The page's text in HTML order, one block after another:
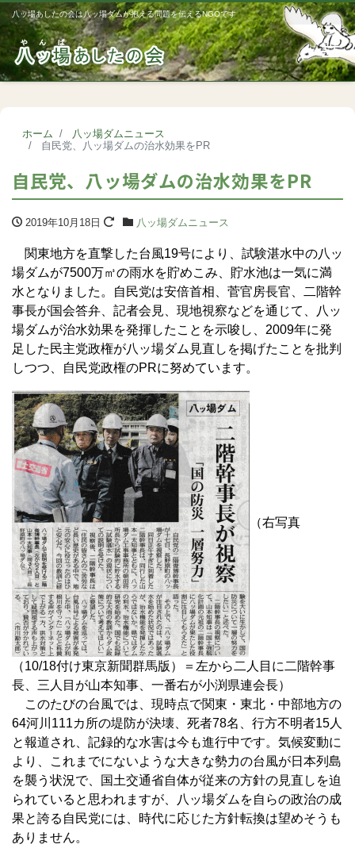
八ッ場あしたの会は八ッ場ダムが抱える問題を伝えるNGOです
ホーム
八ッ場ダムニュース
自民党、八ッ場ダムの治水効果をPR
自民党、八ッ場ダムの治水効果をPR
2019年10月18日 八ッ場ダムニュース
関東地方を直撃した台風19号により、試験湛水中の八ッ
場ダムが7500万㎥の雨水を貯めこみ、貯水池は一気に満
水となりました。自民党は安倍首相、菅官房長官、二階幹
事長が国会答弁、記者会見、現地視察などを通じて、八ッ
場ダムが治水効果を発揮したことを示唆し、2009年に発
足した民主党政権が八ッ場ダム見直しを掲げたことを批判
しつつ、自民党政権のPRに努めています。
（右写真
（10/18付け東京新聞群馬版）＝左から二人目に二階幹事
長、三人目が山本知事、一番右が小渕県連会長）
このたびの台風では、現時点で関東・東北・中部地方の
64河川111カ所の堤防が決壊、死者78名、行方不明者15人
と報道され、記録的な水害は今も進行中です。気候変動に
より、これまでにないような大きな勢力の台風が日本列島
を襲う状況で、国土交通省自体が従来の方針の見直しを迫
られていると思われますが、八ッ場ダムを自らの政治の成
果と誇る自民党には、時代に応じた方針転換は望めそうも
ありません。